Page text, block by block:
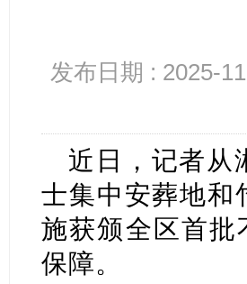
发布日期 : 2025-
近日，记者从
士集中安葬地和
施获颁全区首批
保障。